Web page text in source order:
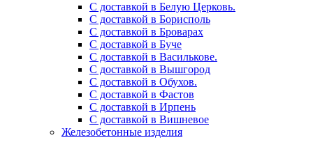
С доставкой в Белую Церковь.
С доставкой в Борисполь
С доставкой в Броварах
С доставкой в Буче
С доставкой в Василькове.
С доставкой в Вышгород
С доставкой в Обухов.
С доставкой в Фастов
С доставкой в Ирпень
С доставкой в Вишневое
Железобетонные изделия